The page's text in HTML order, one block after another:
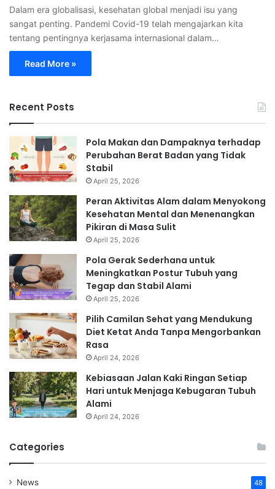
Dalam era globalisasi, kesehatan global menjadi isu yang
sangat penting. Pandemi Covid-19 telah mengajarkan kita
tentang pentingnya kerjasama internasional dalam…
Read More »
Recent Posts
Pola Makan dan Dampaknya terhadap
Perubahan Berat Badan yang Tidak
Stabil
April 25, 2026
Peran Aktivitas Alam dalam Menyokong
Kesehatan Mental dan Menenangkan
Pikiran di Masa Sulit
April 25, 2026
Pola Gerak Sederhana untuk
Meningkatkan Postur Tubuh yang
Tegap dan Stabil Alami
April 25, 2026
Pilih Camilan Sehat yang Mendukung
Diet Ketat Anda Tanpa Mengorbankan
Rasa
April 24, 2026
Kebiasaan Jalan Kaki Ringan Setiap
Hari untuk Menjaga Kebugaran Tubuh
Alami
April 24, 2026
Categories
News 48